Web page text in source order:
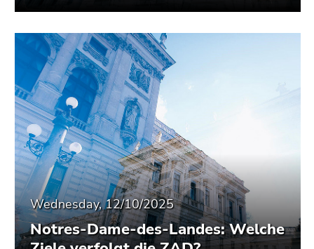
Wednesday, 12/10/2025
Notres-Dame-des-Landes: Welche